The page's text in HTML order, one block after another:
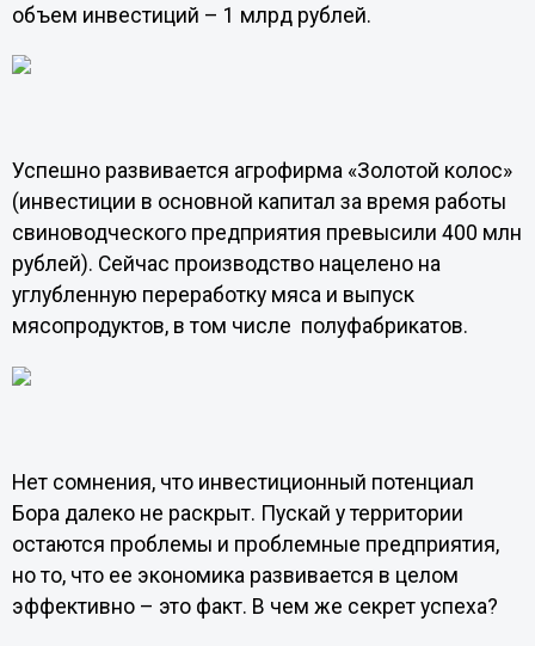
объем инвестиций – 1 млрд рублей.
Успешно развивается агрофирма «Золотой колос»
(инвестиции в основной капитал за время работы
свиноводческого предприятия превысили 400 млн
рублей). Сейчас производство нацелено на
углубленную переработку мяса и выпуск
мясопродуктов, в том числе полуфабрикатов.
Нет сомнения, что инвестиционный потенциал
Бора далеко не раскрыт. Пускай у территории
остаются проблемы и проблемные предприятия,
но то, что ее экономика развивается в целом
эффективно – это факт. В чем же секрет успеха?